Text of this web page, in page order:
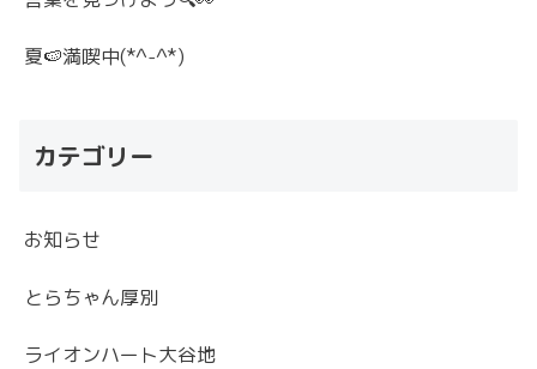
夏🍉満喫中(*^-^*)
カテゴリー
お知らせ
とらちゃん厚別
ライオンハート大谷地